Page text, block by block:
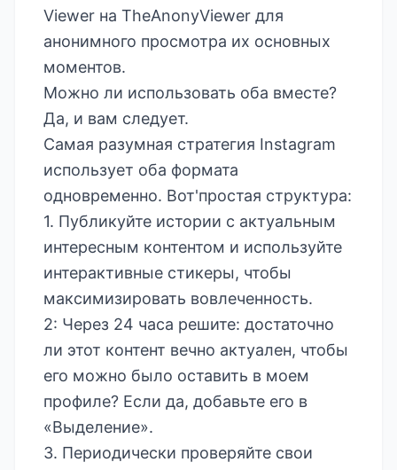
Viewer на TheAnonyViewer для
анонимного просмотра их основных
моментов.
Можно ли использовать оба вместе?
Да, и вам следует.
Самая разумная стратегия Instagram
использует оба формата
одновременно. Вот'простая структура:
1. Публикуйте истории с актуальным
интересным контентом и используйте
интерактивные стикеры, чтобы
максимизировать вовлеченность.
2: Через 24 часа решите: достаточно
ли этот контент вечно актуален, чтобы
его можно было оставить в моем
профиле? Если да, добавьте его в
«Выделение».
3. Периодически проверяйте свои